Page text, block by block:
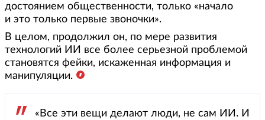
достоянием общественности, только «начало
и это только первые звоночки».
В целом, продолжил он, по мере развития
технологий ИИ все более серьезной проблемой
становятся фейки, искаженная информация и
манипуляции.
«Все эти вещи делают люди, не сам ИИ. И